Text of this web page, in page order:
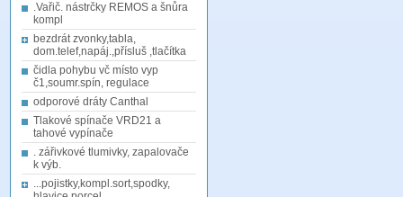
.Vařič. nástrčky REMOS a šnůra
kompl
bezdrát zvonky,tabla,
dom.telef,napáj.,přísluš ,tlačítka
čidla pohybu vč místo vyp
č1,soumr.spín, regulace
odporové dráty Canthal
Tlakové spínače VRD21 a
tahové vypínače
. zářivkové tlumivky, zapalovače
k výb.
...pojistky,kompl.sort,spodky,